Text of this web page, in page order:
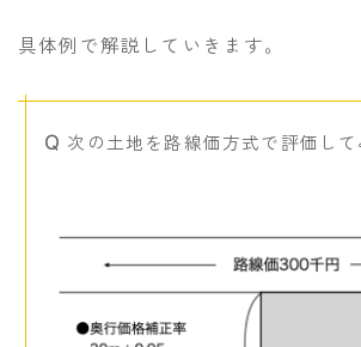
具体例で解説していきます。
次の土地を路線価方式で評価して